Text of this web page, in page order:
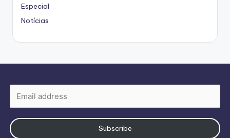
Especial
Notícias
Subscribe